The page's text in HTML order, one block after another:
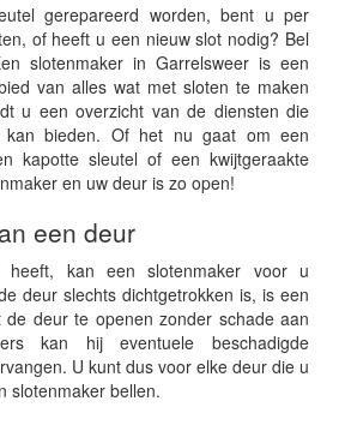
gerepareerd worden, bent u per
of heeft u een nieuw slot nodig? Bel
slotenmaker in Garrelsweer is een
van alles wat met sloten te maken
u een overzicht van de diensten die
kan bieden. Of het nu gaat om een
kapotte sleutel of een kwijtgeraakte
en uw deur is zo open!
een deur
kan een slotenmaker voor u
deur slechts dichtgetrokken is, is een
de deur te openen zonder schade aan
kan hij eventuele beschadigde
U kunt dus voor elke deur die u
slotenmaker bellen.